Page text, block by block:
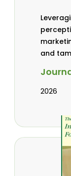
and
2026